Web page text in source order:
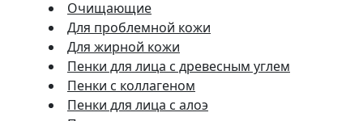
Очищающие
Для проблемной кожи
Для жирной кожи
Пенки для лица с древесным углем
Пенки с коллагеном
Пенки для лица с алоэ